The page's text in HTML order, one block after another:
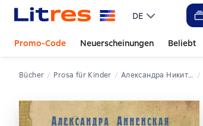
DE
Promo-Code Neuerscheinungen Beliebt
Bücher Prosa für Kinder Александра Никитична Анненская